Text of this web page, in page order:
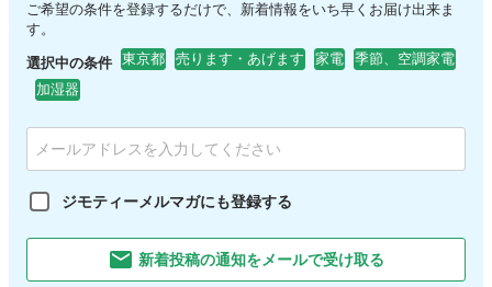
ご希望の条件を登録するだけで、新着情報をいち早くお届け出来ま
す。
選択中の条件 東京都 売ります・あげます 家電
季節、空調家電
加湿器
ジモティーメルマガにも登録する
新着投稿の通知をメールで受け取る